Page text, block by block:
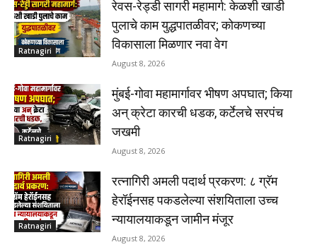
Ratnagiri
रेवस-रेड्डी सागरी महामार्ग: केळशी खाडी
पुलाचे काम युद्धपातळीवर; कोकणच्या
विकासाला मिळणार नवा वेग
August 8, 2026
Ratnagiri
मुंबई-गोवा महामार्गावर भीषण अपघात; किया
अन् क्रेटा कारची धडक, कर्टेलचे सरपंच
जखमी
August 8, 2026
Ratnagiri
रत्नागिरी अमली पदार्थ प्रकरण: ८ ग्रॅम
हेरॉईनसह पकडलेल्या संशयिताला उच्च
न्यायालयाकडून जामीन मंजूर
August 8, 2026